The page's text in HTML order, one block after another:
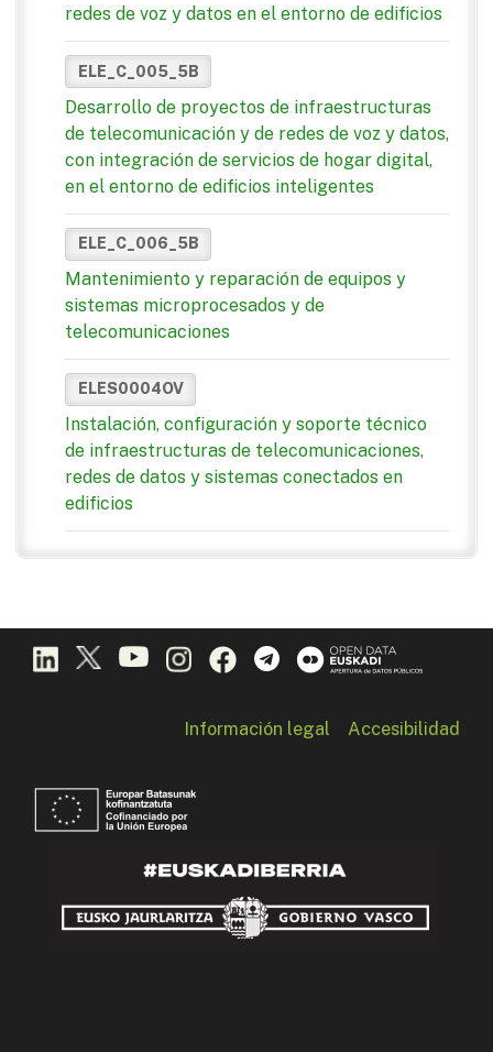
redes de voz y datos en el entorno de edificios
ELE_C_005_5B
Desarrollo de proyectos de infraestructuras
de telecomunicación y de redes de voz y datos,
con integración de servicios de hogar digital,
en el entorno de edificios inteligentes
ELE_C_006_5B
Mantenimiento y reparación de equipos y
sistemas microprocesados y de
telecomunicaciones
ELES0004OV
Instalación, configuración y soporte técnico
de infraestructuras de telecomunicaciones,
redes de datos y sistemas conectados en
edificios
Información legal Accesibilidad